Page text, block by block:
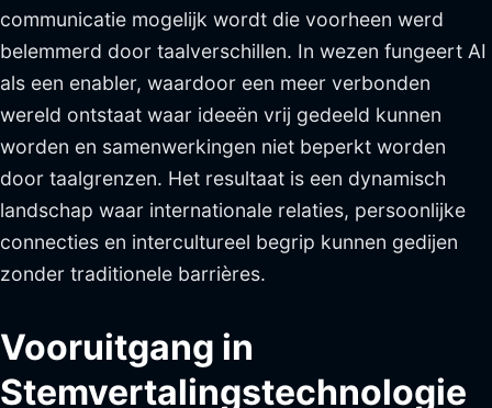
communicatie mogelijk wordt die voorheen werd
belemmerd door taalverschillen. In wezen fungeert AI
als een enabler, waardoor een meer verbonden
wereld ontstaat waar ideeën vrij gedeeld kunnen
worden en samenwerkingen niet beperkt worden
door taalgrenzen. Het resultaat is een dynamisch
landschap waar internationale relaties, persoonlijke
connecties en intercultureel begrip kunnen gedijen
zonder traditionele barrières.
Vooruitgang in
Stemvertalingstechnologie